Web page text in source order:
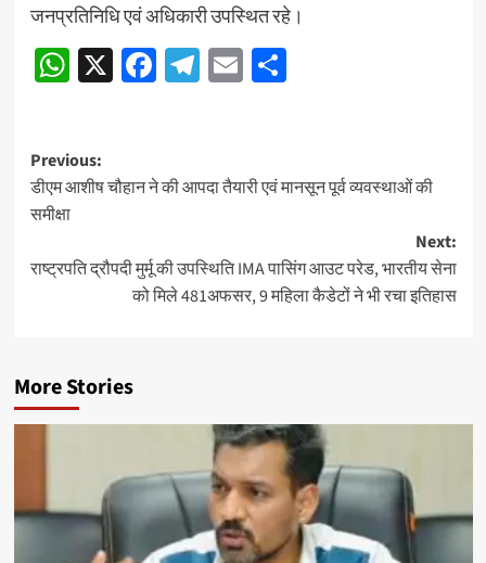
जनप्रतिनिधि एवं अधिकारी उपस्थित रहे।
WhatsApp
X Facebook
Telegram
EmailShare
Post
navigation
Previous:
डीएम आशीष चौहान ने की आपदा तैयारी एवं मानसून पूर्व व्यवस्थाओं की
समीक्षा
Next:
राष्ट्रपति द्रौपदी मुर्मू की उपस्थिति IMA पासिंग आउट परेड, भारतीय सेना
को मिले 481अफसर, 9 महिला कैडेटों ने भी रचा इतिहास
More Stories